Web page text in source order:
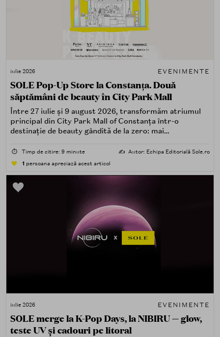
iulie 2026 EVENIMENTE
SOLE Pop-Up Store la Constanța. Două
săptămâni de beauty în City Park Mall
Între 27 iulie și 9 august 2026, transformăm atriumul
principal din City Park Mall of Constanța într-o
destinație de beauty gândită de la zero: mai
care îți place, de fapt, să descoperi produse — testând,
atingând, comparând, întrebând.
⏱️ Timp de citire: 9 minute ✍️ Autor: Echipa Editorială Sole.ro
1 persoana apreciază acest articol
iulie 2026 EVENIMENTE
SOLE merge la K-Pop Days, la NIBIRU — glow,
teste UV și cadouri pe litoral